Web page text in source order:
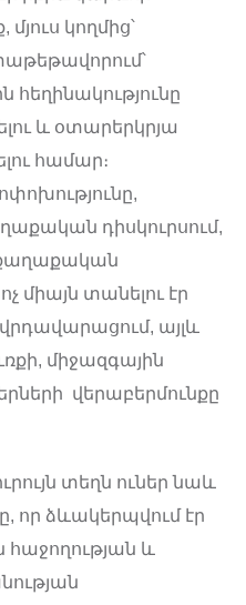
կողմից՝
և օտարերկրյա
համար։
դիսկուրսում,
քաղաքական
միայն տանելու էր
այլև
միջազգային
վերաբերմունքը
տեղն ուներ նաև
որ ձևակերպվում էր
հաջողության և